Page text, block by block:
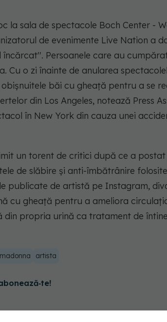
la sala de spectacole Boch Center -
de evenimente Live Nation a
Persoanele care au
Cu o zi înainte de anularea
băi cu gheaţă pentru a se
din Los Angeles, notează Press
în New York din cauza unei
un torent de critici după ce a postat
de slăbire şi anti-îmbătrânire
publicate de artistă pe Instagram,
cu gheaţă pentru a ameliora
propria urină ca tratament de
madonna artista